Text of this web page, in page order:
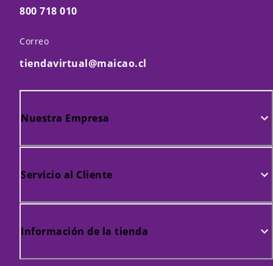
800 718 010
Correo
tiendavirtual@maicao.cl
Nuestra Empresa
Servicio al Cliente
Información de la tienda